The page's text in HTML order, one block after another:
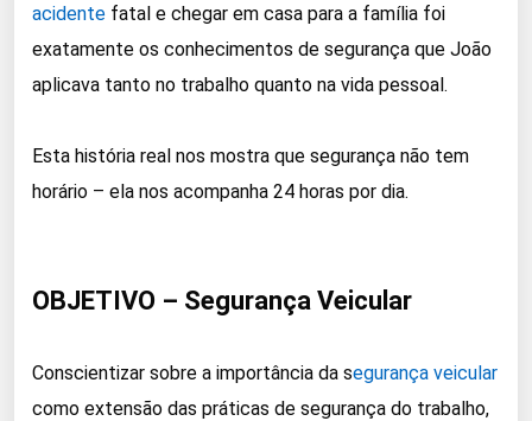
acidente fatal e chegar em casa para a família foi
exatamente os conhecimentos de segurança que João
aplicava tanto no trabalho quanto na vida pessoal.
Esta história real nos mostra que segurança não tem
horário – ela nos acompanha 24 horas por dia.
OBJETIVO – Segurança Veicular
Conscientizar sobre a importância da segurança veicular
como extensão das práticas de segurança do trabalho,